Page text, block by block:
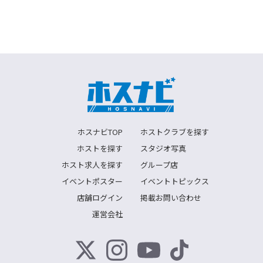
ホスナビTOP
ホストクラブを探す
ホストを探す
スタジオ写真
ホスト求人を探す
グループ店
イベントポスター
イベントトピックス
店舗ログイン
掲載お問い合わせ
運営会社